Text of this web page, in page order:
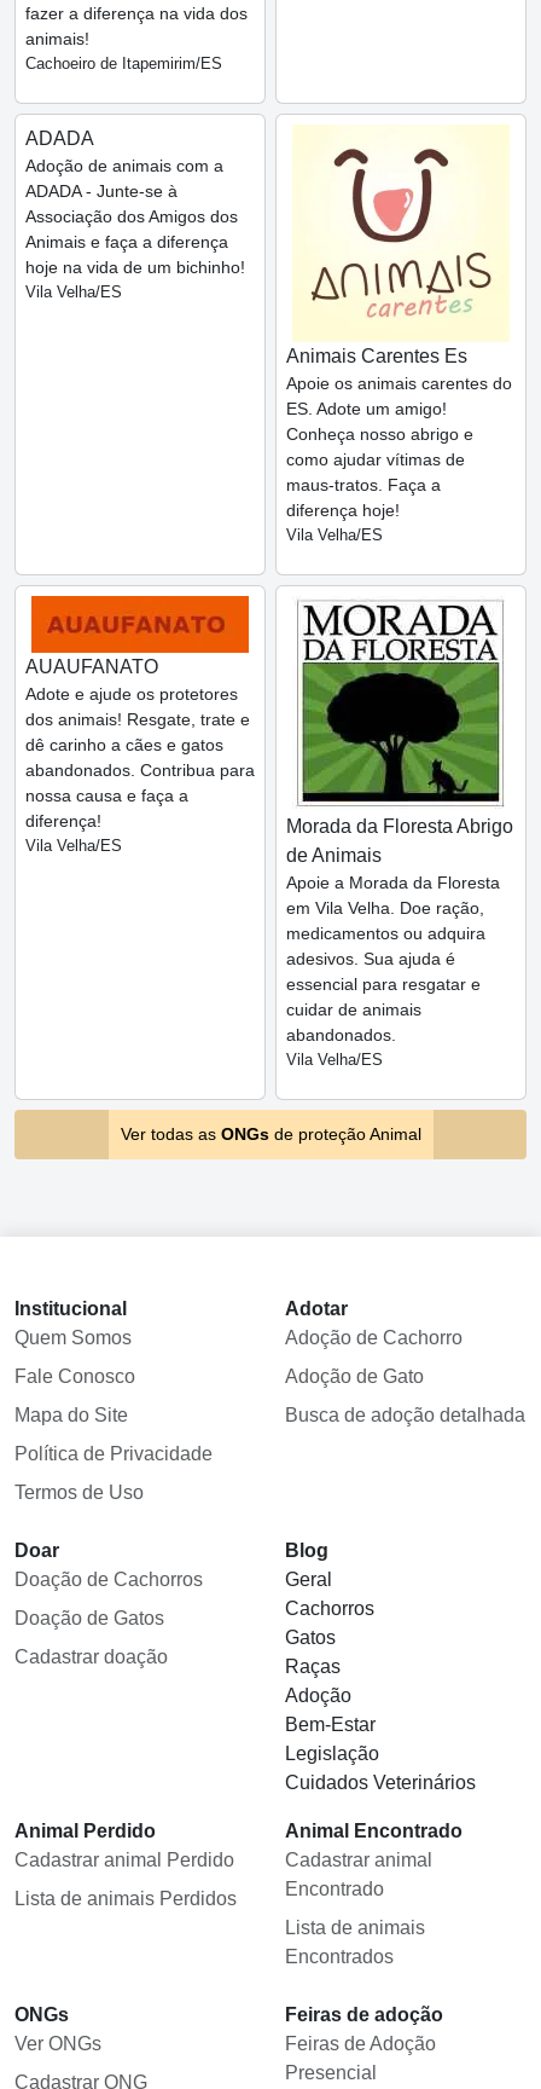
fazer a diferença na vida dos
animais!
Cachoeiro de Itapemirim/ES
ADADA
Adoção de animais com a
ADADA - Junte-se à
Associação dos Amigos dos
Animais e faça a diferença
hoje na vida de um bichinho!
Vila Velha/ES
Animais Carentes Es
Apoie os animais carentes do
ES. Adote um amigo!
Conheça nosso abrigo e
como ajudar vítimas de
maus-tratos. Faça a
diferença hoje!
Vila Velha/ES
AUAUFANATO
Adote e ajude os protetores
dos animais! Resgate, trate e
dê carinho a cães e gatos
abandonados. Contribua para
nossa causa e faça a
diferença!
Vila Velha/ES
Morada da Floresta Abrigo
de Animais
Apoie a Morada da Floresta
em Vila Velha. Doe ração,
medicamentos ou adquira
adesivos. Sua ajuda é
essencial para resgatar e
cuidar de animais
abandonados.
Vila Velha/ES
Ver todas as ONGsde proteção Animal
Institucional
Quem Somos
Fale Conosco
Mapa do Site
Política de Privacidade
Termos de Uso
Adotar
Adoção de Cachorro
Adoção de Gato
Busca de adoção detalhada
Doar
Doação de Cachorros
Doação de Gatos
Cadastrar doação
Blog
Geral
Cachorros
Gatos
Raças
Adoção
Bem-Estar
Legislação
Cuidados Veterinários
Animal Perdido
Cadastrar animal Perdido
Lista de animais Perdidos
Animal Encontrado
Cadastrar animal
Encontrado
Lista de animais
Encontrados
ONGs
Ver ONGs
Cadastrar ONG
Feiras de adoção
Feiras de Adoção
Presencial